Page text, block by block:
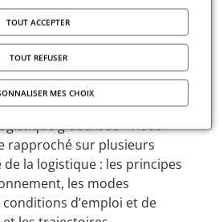
assuré par d’immenses
transporter d’un bout à
alimentation, biens
et autres denrées.
de Claire Flécher - À
mers - Ethnographie
globalisée – nous
rapproché sur plusieurs
la logistique : les principes
les modes
d’emploi et de
TOUT ACCEPTER
TOUT REFUSER
MES CHOIX